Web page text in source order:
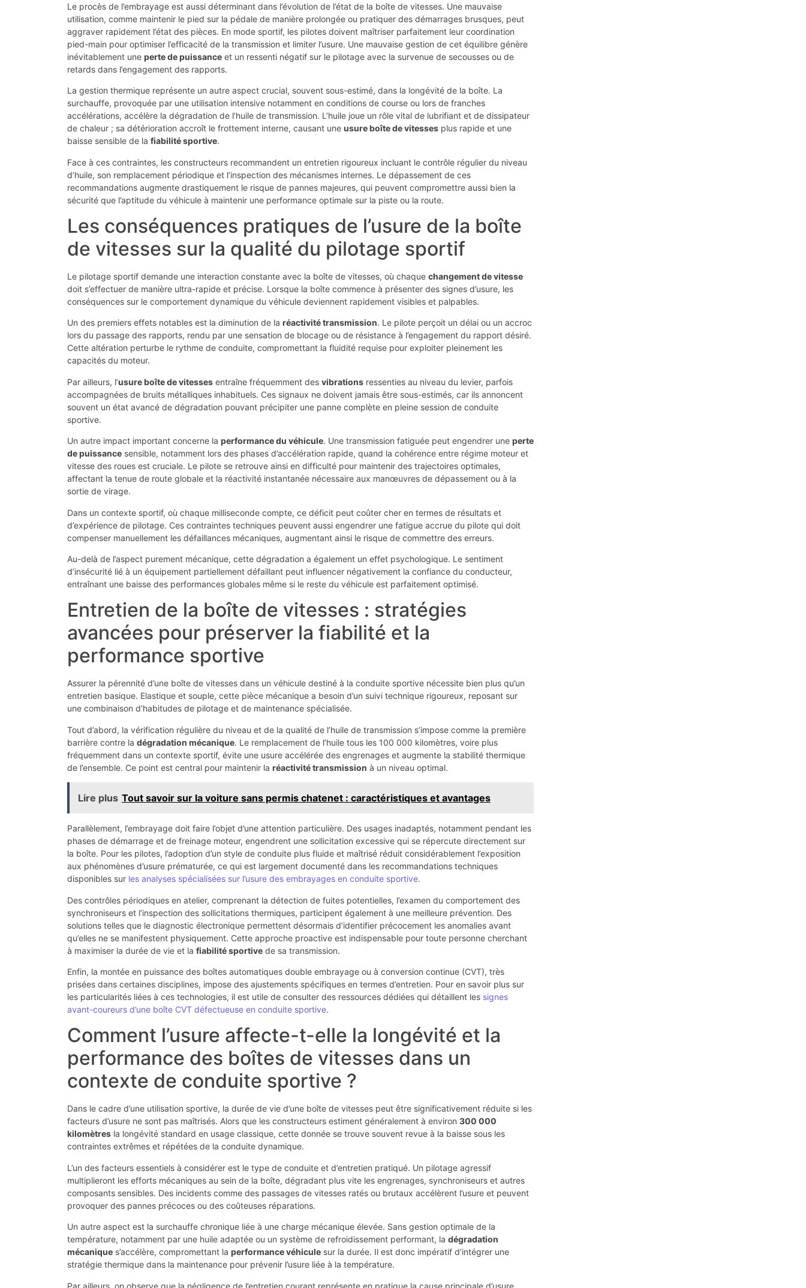
Le procès de l’embrayage est aussi déterminant dans l’évolution de l’état de la boîte de vitesses. Une mauvaise
utilisation, comme maintenir le pied sur la pédale de manière prolongée ou pratiquer des démarrages brusques, peut
aggraver rapidement l’état des pièces. En mode sportif, les pilotes doivent maîtriser parfaitement leur coordination
pied-main pour optimiser l’efficacité de la transmission et limiter l’usure. Une mauvaise gestion de cet équilibre génère
inévitablement une perte de puissance et un ressenti négatif sur le pilotage avec la survenue de secousses ou de
retards dans l’engagement des rapports.
La gestion thermique représente un autre aspect crucial, souvent sous-estimé, dans la longévité de la boîte. La
surchauffe, provoquée par une utilisation intensive notamment en conditions de course ou lors de franches
accélérations, accélère la dégradation de l’huile de transmission. L’huile joue un rôle vital de lubrifiant et de dissipateur
de chaleur ; sa détérioration accroît le frottement interne, causant une usure boîte de vitesses plus rapide et une
baisse sensible de la fiabilité sportive.
Face à ces contraintes, les constructeurs recommandent un entretien rigoureux incluant le contrôle régulier du niveau
d’huile, son remplacement périodique et l’inspection des mécanismes internes. Le dépassement de ces
recommandations augmente drastiquement le risque de pannes majeures, qui peuvent compromettre aussi bien la
sécurité que l’aptitude du véhicule à maintenir une performance optimale sur la piste ou la route.
Les conséquences pratiques de l’usure de la boîte
de vitesses sur la qualité du pilotage sportif
Le pilotage sportif demande une interaction constante avec la boîte de vitesses, où chaque changement de vitesse
doit s’effectuer de manière ultra-rapide et précise. Lorsque la boîte commence à présenter des signes d’usure, les
conséquences sur le comportement dynamique du véhicule deviennent rapidement visibles et palpables.
Un des premiers effets notables est la diminution de la réactivité transmission. Le pilote perçoit un délai ou un accroc
lors du passage des rapports, rendu par une sensation de blocage ou de résistance à l’engagement du rapport désiré.
Cette altération perturbe le rythme de conduite, compromettant la fluidité requise pour exploiter pleinement les
capacités du moteur.
Par ailleurs, l’usure boîte de vitesses entraîne fréquemment des vibrations ressenties au niveau du levier, parfois
accompagnées de bruits métalliques inhabituels. Ces signaux ne doivent jamais être sous-estimés, car ils annoncent
souvent un état avancé de dégradation pouvant précipiter une panne complète en pleine session de conduite
sportive.
Un autre impact important concerne la performance du véhicule. Une transmission fatiguée peut engendrer une perte
de puissance sensible, notamment lors des phases d’accélération rapide, quand la cohérence entre régime moteur et
vitesse des roues est cruciale. Le pilote se retrouve ainsi en difficulté pour maintenir des trajectoires optimales,
affectant la tenue de route globale et la réactivité instantanée nécessaire aux manœuvres de dépassement ou à la
sortie de virage.
Dans un contexte sportif, où chaque milliseconde compte, ce déficit peut coûter cher en termes de résultats et
d’expérience de pilotage. Ces contraintes techniques peuvent aussi engendrer une fatigue accrue du pilote qui doit
compenser manuellement les défaillances mécaniques, augmentant ainsi le risque de commettre des erreurs.
Au-delà de l’aspect purement mécanique, cette dégradation a également un effet psychologique. Le sentiment
d’insécurité lié à un équipement partiellement défaillant peut influencer négativement la confiance du conducteur,
entraînant une baisse des performances globales même si le reste du véhicule est parfaitement optimisé.
Entretien de la boîte de vitesses : stratégies
avancées pour préserver la fiabilité et la
performance sportive
Assurer la pérennité d’une boîte de vitesses dans un véhicule destiné à la conduite sportive nécessite bien plus qu’un
entretien basique. Elastique et souple, cette pièce mécanique a besoin d’un suivi technique rigoureux, reposant sur
une combinaison d’habitudes de pilotage et de maintenance spécialisée.
Tout d’abord, la vérification régulière du niveau et de la qualité de l’huile de transmission s’impose comme la première
barrière contre la dégradation mécanique. Le remplacement de l’huile tous les 100 000 kilomètres, voire plus
fréquemment dans un contexte sportif, évite une usure accélérée des engrenages et augmente la stabilité thermique
de l’ensemble. Ce point est central pour maintenir la réactivité transmission à un niveau optimal.
Lire plus Tout savoir sur la voiture sans permis chatenet : caractéristiques et avantages
Parallèlement, l’embrayage doit faire l’objet d’une attention particulière. Des usages inadaptés, notamment pendant les
phases de démarrage et de freinage moteur, engendrent une sollicitation excessive qui se répercute directement sur
la boîte. Pour les pilotes, l’adoption d’un style de conduite plus fluide et maîtrisé réduit considérablement l’exposition
aux phénomènes d’usure prématurée, ce qui est largement documenté dans les recommandations techniques
disponibles sur les analyses spécialisées sur l’usure des embrayages en conduite sportive.
Des contrôles périodiques en atelier, comprenant la détection de fuites potentielles, l’examen du comportement des
synchroniseurs et l’inspection des sollicitations thermiques, participent également à une meilleure prévention. Des
solutions telles que le diagnostic électronique permettent désormais d’identifier précocement les anomalies avant
qu’elles ne se manifestent physiquement. Cette approche proactive est indispensable pour toute personne cherchant
à maximiser la durée de vie et la fiabilité sportive de sa transmission.
Enfin, la montée en puissance des boîtes automatiques double embrayage ou à conversion continue (CVT), très
prisées dans certaines disciplines, impose des ajustements spécifiques en termes d’entretien. Pour en savoir plus sur
les particularités liées à ces technologies, il est utile de consulter des ressources dédiées qui détaillent les signes
avant-coureurs d’une boîte CVT défectueuse en conduite sportive.
Comment l’usure affecte-t-elle la longévité et la
performance des boîtes de vitesses dans un
contexte de conduite sportive ?
Dans le cadre d’une utilisation sportive, la durée de vie d’une boîte de vitesses peut être significativement réduite si les
facteurs d’usure ne sont pas maîtrisés. Alors que les constructeurs estiment généralement à environ 300 000
kilomètres la longévité standard en usage classique, cette donnée se trouve souvent revue à la baisse sous les
contraintes extrêmes et répétées de la conduite dynamique.
L’un des facteurs essentiels à considérer est le type de conduite et d’entretien pratiqué. Un pilotage agressif
multiplieront les efforts mécaniques au sein de la boîte, dégradant plus vite les engrenages, synchroniseurs et autres
composants sensibles. Des incidents comme des passages de vitesses ratés ou brutaux accélèrent l’usure et peuvent
provoquer des pannes précoces ou des coûteuses réparations.
Un autre aspect est la surchauffe chronique liée à une charge mécanique élevée. Sans gestion optimale de la
température, notamment par une huile adaptée ou un système de refroidissement performant, la dégradation
mécanique s’accélère, compromettant la performance véhicule sur la durée. Il est donc impératif d’intégrer une
stratégie thermique dans la maintenance pour prévenir l’usure liée à la température.
Par ailleurs, on observe que la négligence de l’entretien courant représente en pratique la cause principale d’usure